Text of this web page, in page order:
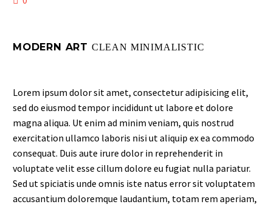
MODERN ART CLEAN MINIMALISTIC
Lorem ipsum dolor sit amet, consectetur adipisicing elit,
sed do eiusmod tempor incididunt ut labore et dolore
magna aliqua. Ut enim ad minim veniam, quis nostrud
exercitation ullamco laboris nisi ut aliquip ex ea commodo
consequat. Duis aute irure dolor in reprehenderit in
voluptate velit esse cillum dolore eu fugiat nulla pariatur.
Sed ut spiciatis unde omnis iste natus error sit voluptatem
accusantium doloremque laudantium, totam rem aperiam,